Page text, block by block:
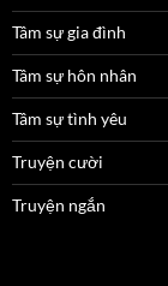
Tâm sự gia đình
Tâm sự hôn nhân
Tâm sự tình yêu
Truyện cười
Truyện ngắn